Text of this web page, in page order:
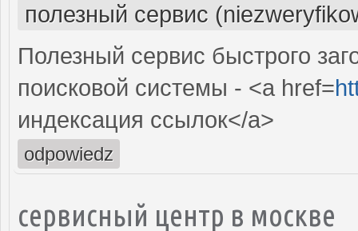
полезный сервис
Полезный сервис быстрого
поисковой системы - <a href=
индексация ссылок</a>
odpowiedz
сервисный центр в москве